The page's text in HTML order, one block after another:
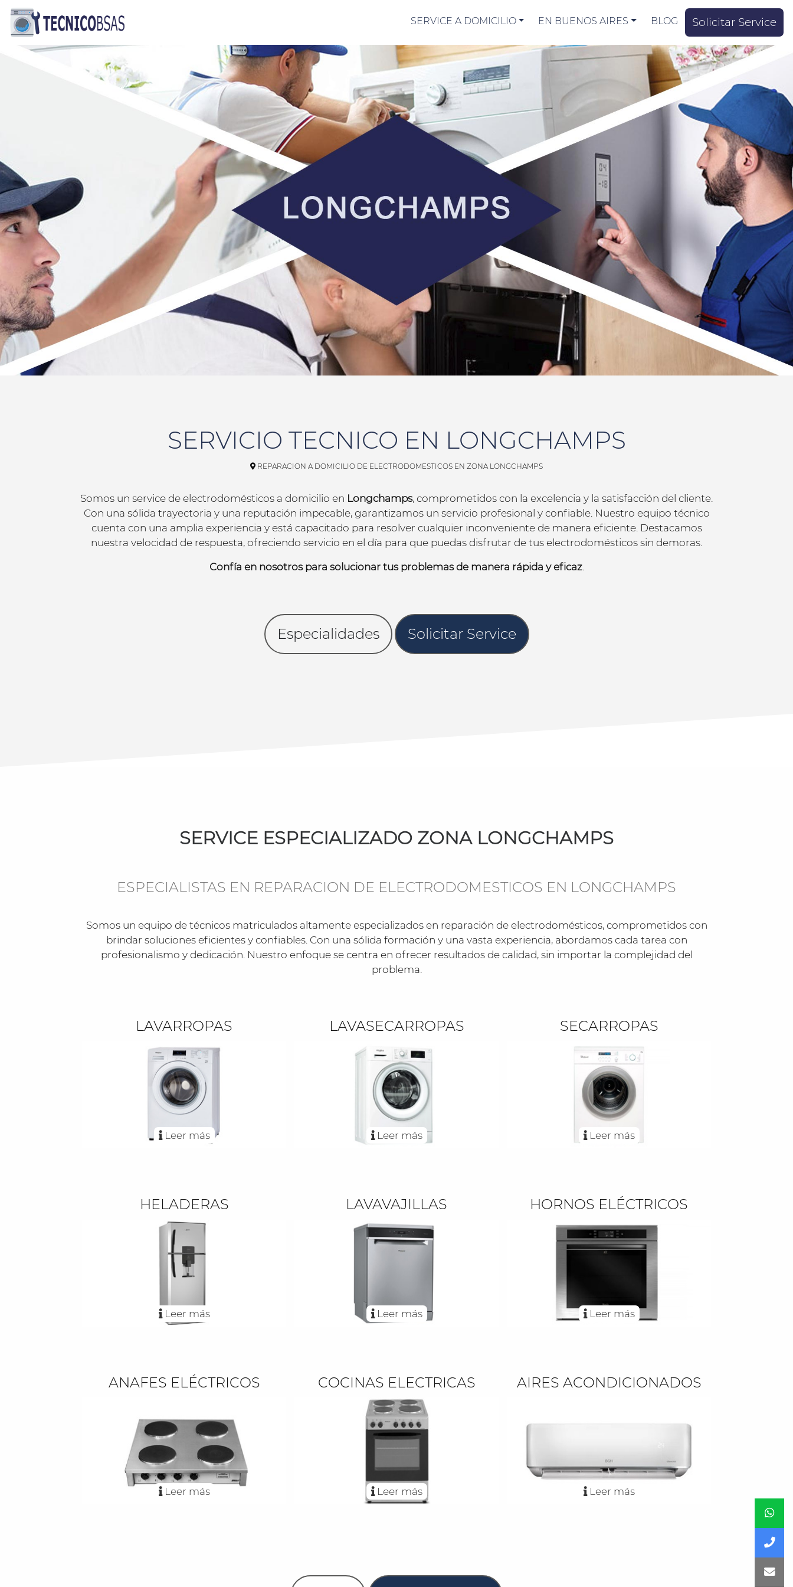
SERVICE A DOMICILIO EN BUENOS AIRES BLOG Solicitar Service
SERVICIO TECNICO EN LONGCHAMPS
REPARACION A DOMICILIO DE ELECTRODOMESTICOS EN ZONA LONGCHAMPS
Somos un service de electrodomésticos a domicilio en Longchamps, comprometidos con la excelencia y la satisfacción del cliente.
Con una sólida trayectoria y una reputación impecable, garantizamos un servicio profesional y confiable. Nuestro equipo técnico
cuenta con una amplia experiencia y está capacitado para resolver cualquier inconveniente de manera eficiente. Destacamos
nuestra velocidad de respuesta, ofreciendo servicio en el día para que puedas disfrutar de tus electrodomésticos sin demoras.
Confía en nosotros para solucionar tus problemas de manera rápida y eficaz.
Especialidades Solicitar Service
SERVICE ESPECIALIZADO ZONA LONGCHAMPS
ESPECIALISTAS EN REPARACION DE ELECTRODOMESTICOS EN LONGCHAMPS
Somos un equipo de técnicos matriculados altamente especializados en reparación de electrodomésticos, comprometidos con
brindar soluciones eficientes y confiables. Con una sólida formación y una vasta experiencia, abordamos cada tarea con
profesionalismo y dedicación. Nuestro enfoque se centra en ofrecer resultados de calidad, sin importar la complejidad del
problema.
LAVARROPAS
Leer más
LAVASECARROPAS
Leer más
SECARROPAS
Leer más
HELADERAS
Leer más
LAVAVAJILLAS
Leer más
HORNOS ELÉCTRICOS
Leer más
ANAFES ELÉCTRICOS
Leer más
COCINAS ELECTRICAS
Leer más
AIRES ACONDICIONADOS
Leer más